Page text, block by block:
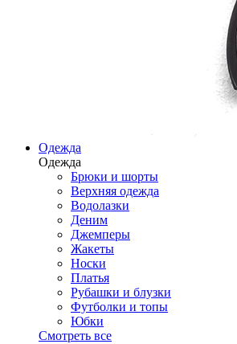
Одежда
Одежда
Брюки и шорты
Верхняя одежда
Водолазки
Деним
Джемперы
Жакеты
Носки
Платья
Рубашки и блузки
Футболки и топы
Юбки
Смотреть все